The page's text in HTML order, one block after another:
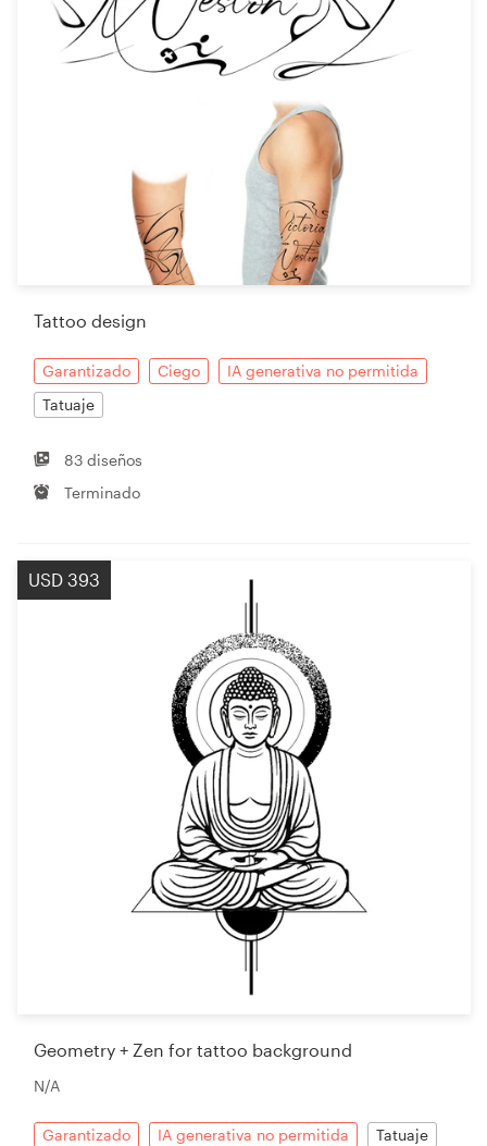
Tattoo design
Garantizado Ciego
IA generativa no permitida
Tatuaje
83 diseños
Terminado
USD 393
Geometry + Zen for tattoo background
N/A
Garantizado IA generativa no permitida
Tatuaje